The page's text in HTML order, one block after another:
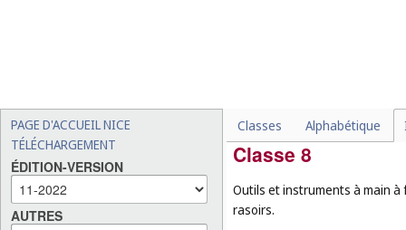
PAGE D'ACCUEIL NICE
TÉLÉCHARGEMENT
ÉDITION-VERSION
AUTRES
Classes Alphabétique
respiration artificielle (
cl.
Classe 8
Outils et instruments à main
rasoirs.